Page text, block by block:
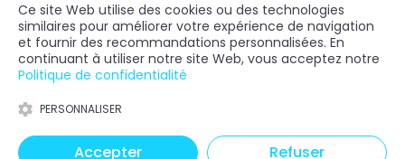
Ce site Web utilise des cookies ou des technologies
similaires pour améliorer votre expérience de navigation
et fournir des recommandations personnalisées. En
continuant à utiliser notre site Web, vous acceptez notre
Politique de confidentialité
PERSONNALISER
Accepter Refuser